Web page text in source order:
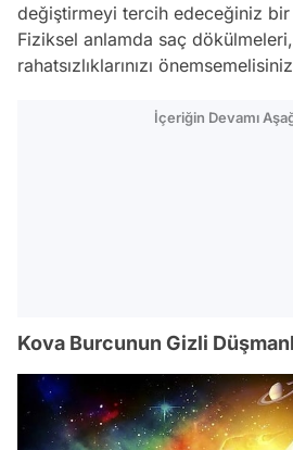
değiştirmeyi tercih edeceğiniz
Fiziksel anlamda saç
rahatsızlıklarınızı
İçeriğin Devamı
Kova Burcunun Gizli